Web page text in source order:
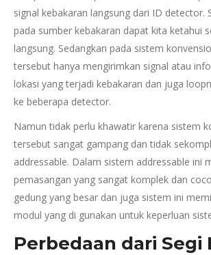
signal kebakaran langsung dari ID detector.
pada sumber kebakaran dapat kita ketahui
langsung. Sedangkan pada sistem
tersebut hanya mengirimkan signal atau
lokasi yang terjadi kebakaran dan juga
ke beberapa detector.
Namun tidak perlu khawatir karena sistem
tersebut sangat gampang dan tidak
addressable. Dalam sistem addressable ini
pemasangan yang sangat komplek dan
gedung yang besar dan juga sistem ini
modul yang di gunakan untuk keperluan
Perbedaan dari Segi